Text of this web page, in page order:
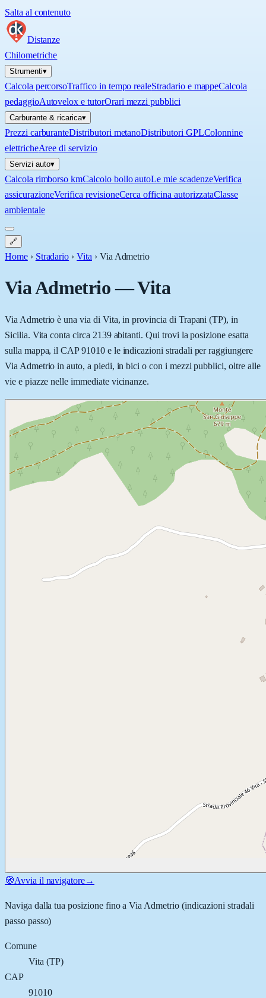
Salta al contenuto
Distanze
Chilometriche
Strumenti▾
Calcola percorsoTraffico in tempo realeStradario e mappeCalcola
pedaggioAutovelox e tutorOrari mezzi pubblici
Carburante & ricarica▾
Prezzi carburanteDistributori metanoDistributori GPLColonnine
elettricheAree di servizio
Servizi auto▾
Calcola rimborso kmCalcolo bollo autoLe mie scadenzeVerifica
assicurazioneVerifica revisioneCerca officina autorizzataClasse
ambientale
🔗
Home › Stradario › Vita › Via Admetrio
Via Admetrio—Vita
Via Admetrio è una via di Vita, in provincia di Trapani (TP), in
Sicilia. Vita conta circa 2139 abitanti. Qui trovi la posizione esatta
sulla mappa, il CAP 91010 e le indicazioni stradali per raggiungere
Via Admetrio in auto, a piedi, in bici o con i mezzi pubblici, oltre alle
vie e piazze nelle immediate vicinanze.
🧭Avvia il navigatore→
Naviga dalla tua posizione fino aVia Admetrio(indicazioni stradali
passo passo)
Comune
Vita (TP)
CAP
91010